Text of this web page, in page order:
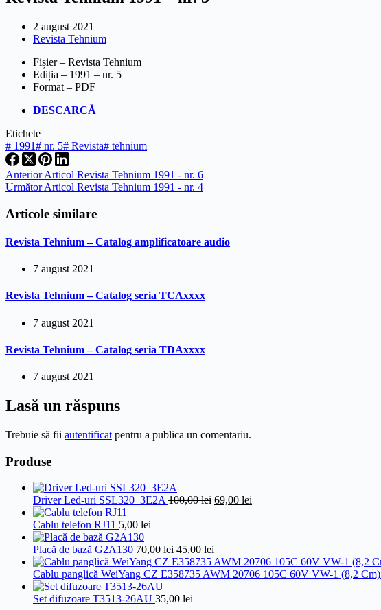
2 august 2021
Revista Tehnium
Fișier – Revista Tehnium
Ediția – 1991 – nr. 5
Format – PDF
DESCARCĂ
Etichete
# 1991# nr. 5# Revista# tehnium
AnteriorArticol Revista Tehnium 1991 - nr. 6
UrmătorArticol Revista Tehnium 1991 - nr. 4
Articole similare
Revista Tehnium – Catalog amplificatoare audio
7 august 2021
Revista Tehnium – Catalog seria TCAxxxx
7 august 2021
Revista Tehnium – Catalog seria TDAxxxx
7 august 2021
Lasă un răspuns
Trebuie să fii autentificat pentru a publica un comentariu.
Produse
Driver Led-uri SSL320_3E2A 100,00lei Prețul
69,00 lei
Cablu telefon RJ11 5,00 lei
Placă de bază G2A130 70,00lei Prețul
inițial
a
70,00 lei.
45,00 lei
curent
este:
Cablu panglică WeiYang CZ E358735 AWM 20706 105C 60V VW-1 (8,2 Cm)
Set difuzoare T3513-26AU 35,00 lei